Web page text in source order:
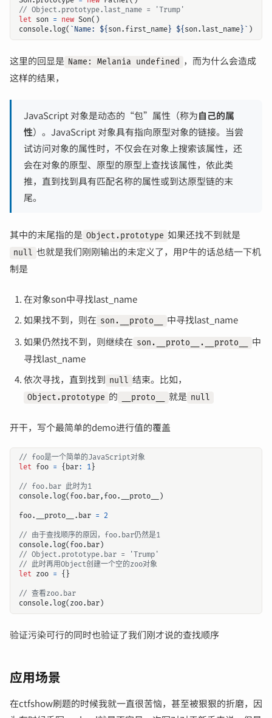
let son = new Son()
console. log( `Name: ${ son. first_name } ${ son. last_name } ` )
这里的回显是 Name: Melania undefined ，而为什么会造成
这样的结果，
JavaScript 对象是动态的“包”属性（称为自己的属
性）。JavaScript 对象具有指向原型对象的链接。当尝
试访问对象的属性时，不仅会在对象上搜索该属性，还
会在对象的原型、原型的原型上查找该属性，依此类
推，直到找到具有匹配名称的属性或到达原型链的末
尾。
其中的末尾指的是 Object.prototype 如果还找不到就是
null 也就是我们刚刚输出的未定义了，用P牛的话总结一下机
制是
在对象son中寻找last_name
如果找不到，则在 son.__proto__
中寻找last_name
如果仍然找不到，则继续在 son.__proto__.__proto__
中
寻找last_name
依次寻找，直到找到 null 结束。比如，
Object.prototype 的 __proto__ 就是 null
开干，写个最简单的demo进行值的覆盖
let foo = { bar: 1 }
console. log( foo. bar, foo. __proto__ )
foo. __proto__ . bar = 2
console. log( foo. bar)
let zoo = {}
console. log( zoo. bar)
验证污染可行的同时也验证了我们刚才说的查找顺序
应用场景
在ctfshow刷题的时候我就一直很苦恼，甚至被狠狠的折磨，因